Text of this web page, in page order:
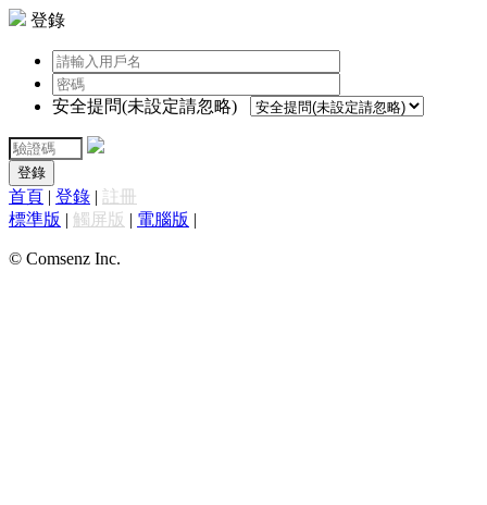
登錄
安全提問(未設定請忽略)
登錄
首頁 | 登錄 | 註冊
標準版 | 觸屏版 | 電腦版 |
© Comsenz Inc.